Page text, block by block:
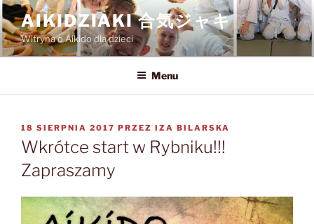
Przejdź
do
treści
AIKIDZIAKI 合気ジャキ
Witryna o Aikido dla dzieci
Menu
OPUBLIKOWANE
W
18 SIERPNIA 2017 PRZEZ IZA BILARSKA
Wkrótce start w Rybniku!!!
Zapraszamy